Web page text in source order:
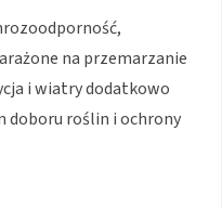
na przemarzanie
i wiatry dodatkowo
doboru roślin i ochrony